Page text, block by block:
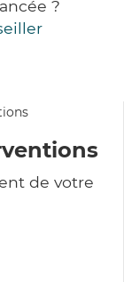
?
de votre